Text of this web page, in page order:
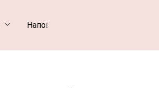
Напої